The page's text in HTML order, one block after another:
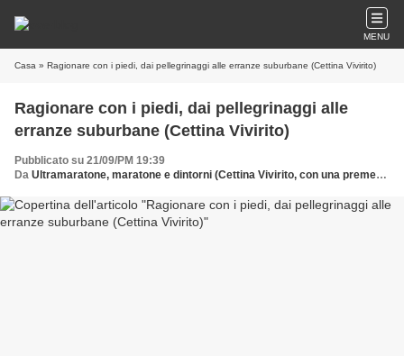
MENU
Casa » Ragionare con i piedi, dai pellegrinaggi alle erranze suburbane (Cettina Vivirito)
Ragionare con i piedi, dai pellegrinaggi alle
erranze suburbane (Cettina Vivirito)
Pubblicato su 21/09/PM 19:39
Da Ultramaratone, maratone e dintorni (Cettina Vivirito, con una premessa di Maurizio Crispi)